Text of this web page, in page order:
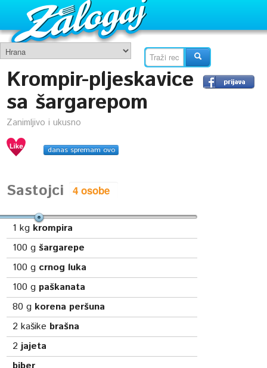
Krompir-pljeskavice
sa šargarepom
Zanimljivo i ukusno
danas spremam ovo
Sastojci
1 kg krompira
100 gšargarepe
100 g crnog luka
100 g paškanata
80 g korena peršuna
2 kašike brašna
2 jajeta